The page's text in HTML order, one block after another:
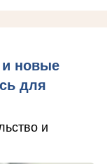
и новые
для
и